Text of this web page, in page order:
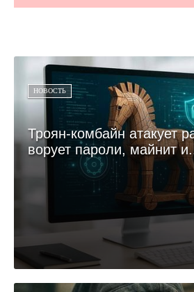
НОВОСТЬ
Троян-комбайн атакует
ворует пароли, майнит